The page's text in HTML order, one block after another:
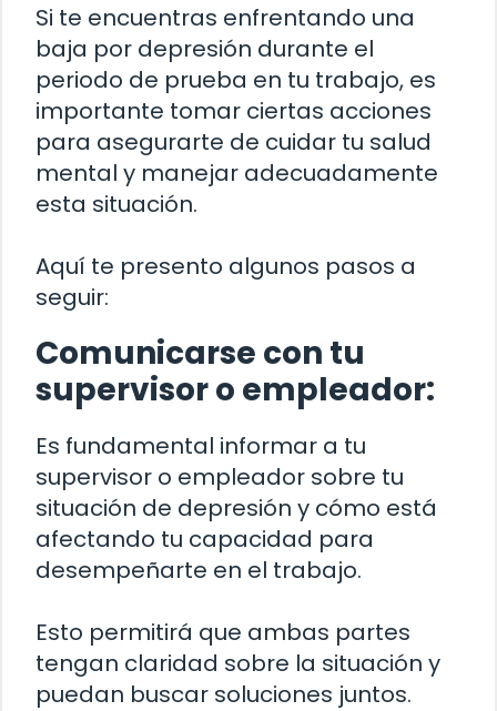
Si te encuentras enfrentando una
baja por depresión durante el
periodo de prueba en tu trabajo, es
importante tomar ciertas acciones
para asegurarte de cuidar tu salud
mental y manejar adecuadamente
esta situación.
Aquí te presento algunos pasos a
seguir:
Comunicarse con tu
supervisor o empleador:
Es fundamental informar a tu
supervisor o empleador sobre tu
situación de depresión y cómo está
afectando tu capacidad para
desempeñarte en el trabajo.
Esto permitirá que ambas partes
tengan claridad sobre la situación y
puedan buscar soluciones juntos.